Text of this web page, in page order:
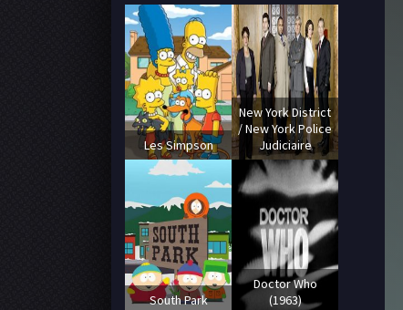
Les Simpson
New York District
/ New York Police
Judiciaire
South Park
Doctor Who
(1963)